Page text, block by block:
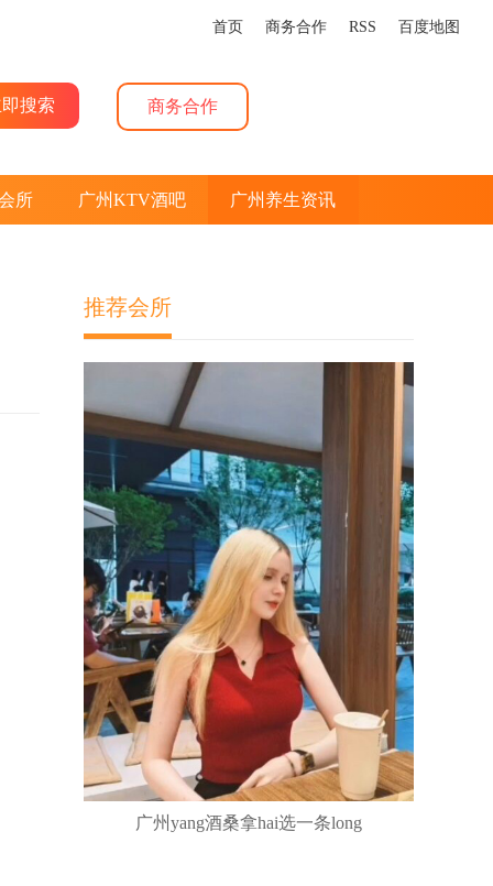
首页 商务合作 RSS 百度地图
商务合作
所 广州KTV酒吧 广州养生资讯
推荐会所
广州yang酒桑拿hai选一条long